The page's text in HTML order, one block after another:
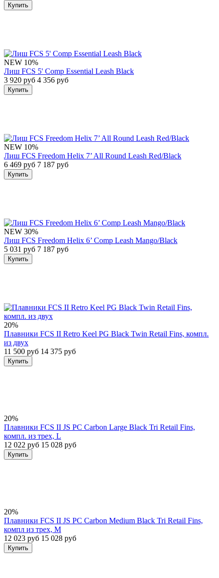
Купить
NEW 10%
Лиш FCS 5' Comp Essential Leash Black
3 920 руб 4 356 руб
Купить
NEW 10%
Лиш FCS Freedom Helix 7’ All Round Leash Red/Black
6 469 руб 7 187 руб
Купить
NEW 30%
Лиш FCS Freedom Helix 6’ Comp Leash Mango/Black
5 031 руб 7 187 руб
Купить
20%
Плавники FCS II Retro Keel PG Black Twin Retail Fins, компл.
из двух
11 500 руб 14 375 руб
Купить
20%
Плавники FCS II JS PC Carbon Large Black Tri Retail Fins,
компл. из трех, L
12 022 руб 15 028 руб
Купить
20%
Плавники FCS II JS PC Carbon Medium Black Tri Retail Fins,
компл из трех, M
12 023 руб 15 028 руб
Купить